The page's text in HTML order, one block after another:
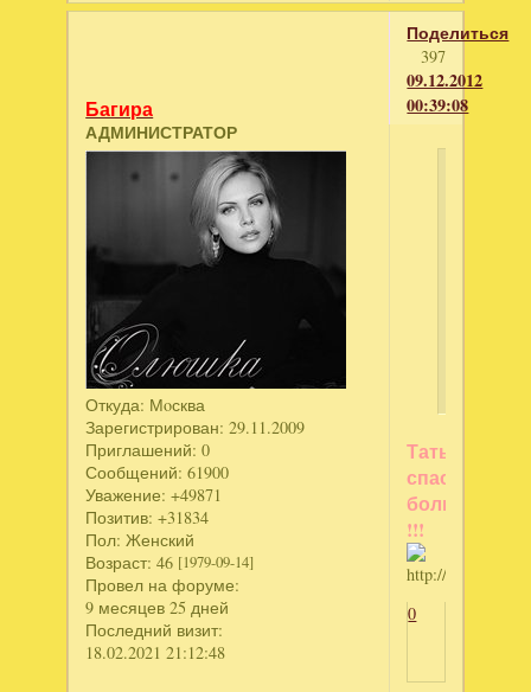
Поделиться
397
09.12.2012
00:39:08
Багира
АДМИНИСТРАТОР
Откуда: Мoсква
Зарегистрирован: 29.11.2009
Приглашений: 0
Сообщений: 61900
Уважение: +49871
Позитив: +31834
Пол: Женский
Возраст: 46 [1979-09-14]
Провел на форуме:
9 месяцев 25 дней
Последний визит:
18.02.2021 21:12:48
Татьяна,
спасибо
большое
!!!
0